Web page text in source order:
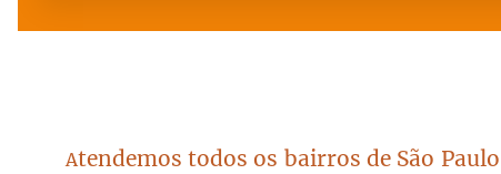
Atendemos todos os bairros de São